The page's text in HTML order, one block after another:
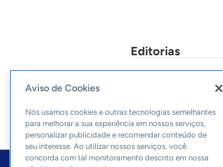
Editorias
Economia & Política
Aviso de Cookies
Nós usamos cookies e outras tecnologias semelhantes
para melhorar a sua experiência em nossos serviços,
personalizar publicidade e recomendar conteúdo de
seu interesse. Ao utilizar nossos serviços, você
concorda com tal monitoramento descrito em nossa